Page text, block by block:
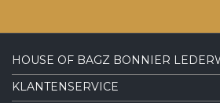
HOUSE OF BAGZ BONNIER
KLANTENSERVICE